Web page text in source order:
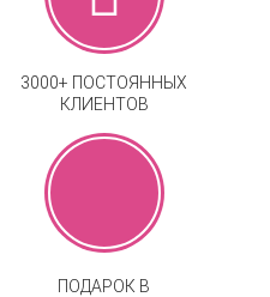
3000+ ПОСТОЯННЫХ
КЛИЕНТОВ
ПОДАРОК В